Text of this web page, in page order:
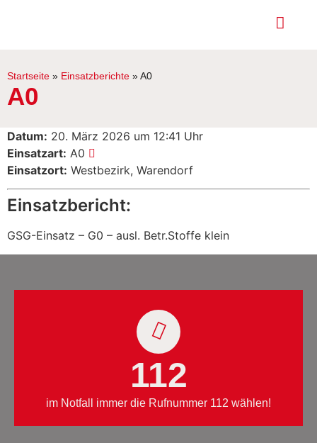
Startseite » Einsatzberichte » A0
A0
Datum: 20. März 2026 um 12:41 Uhr
Einsatzart: A0
Einsatzort: Westbezirk, Warendorf
Einsatzbericht:
GSG-Einsatz – G0 – ausl. Betr.Stoffe klein
112
im Notfall immer die Rufnummer 112 wählen!